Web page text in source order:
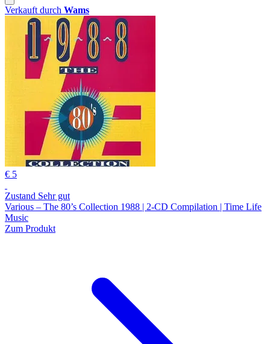
Verkauft durch Wams
€ 5
Zustand Sehr gut
Various – The 80’s Collection 1988 | 2-CD Compilation | Time Life
Music
Zum Produkt